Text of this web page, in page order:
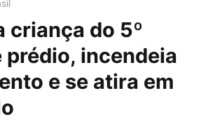
criança do 5º
prédio, incendeia
e se atira em